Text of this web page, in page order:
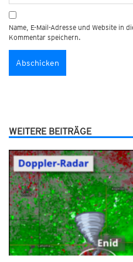
Name, E-Mail-Adresse und Website in
Kommentar speichern.
WEITERE BEITRÄGE